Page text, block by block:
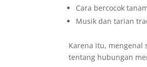
Cara bercocok
Musik dan tarian
Karena itu, mengenal
tentang hubungan